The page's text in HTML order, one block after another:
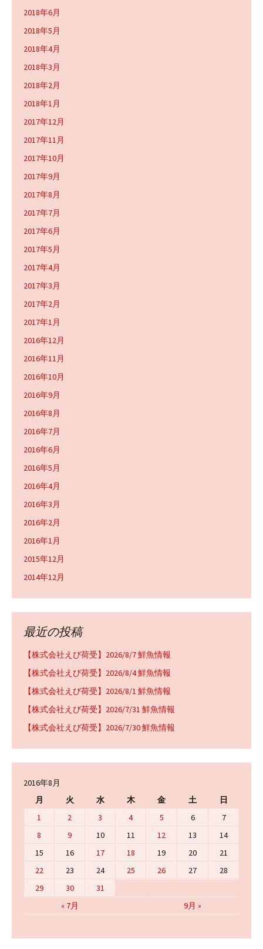
2018年6月
2018年5月
2018年4月
2018年3月
2018年2月
2018年1月
2017年12月
2017年11月
2017年10月
2017年9月
2017年8月
2017年7月
2017年6月
2017年5月
2017年4月
2017年3月
2017年2月
2017年1月
2016年12月
2016年11月
2016年10月
2016年9月
2016年8月
2016年7月
2016年6月
2016年5月
2016年4月
2016年3月
2016年2月
2016年1月
2015年12月
2014年12月
最近の投稿
【株式会社えび荷受】2026/8/7 鮮魚情報
【株式会社えび荷受】2026/8/4 鮮魚情報
【株式会社えび荷受】2026/8/1 鮮魚情報
【株式会社えび荷受】2026/7/31 鮮魚情報
【株式会社えび荷受】2026/7/30 鮮魚情報
2016年8月
月
火 水 木 金 土 日
« 7月 9月 »
1 2 3 4 5 6
7
8
9 10 11 12 13
14
15
16 17 18 19 20
21
22
23 24 25 26 27
28
29
30 31